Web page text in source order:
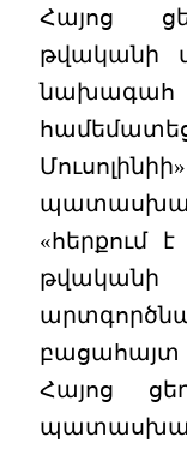
Հայոց
թվականի
«հերքում
թվականի
բացահայտ
Հայոց